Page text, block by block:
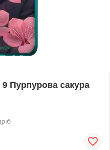
Пурпурова сакура